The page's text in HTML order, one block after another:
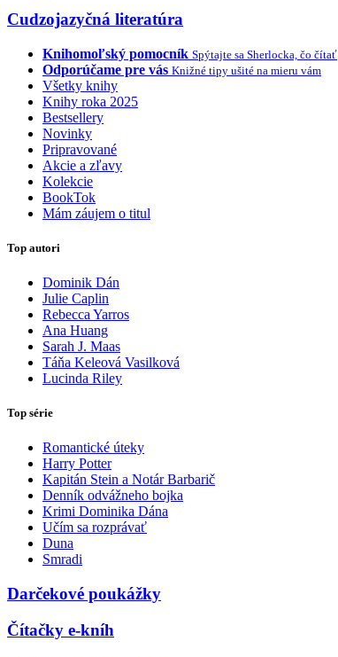
Cudzojazyčná literatúra
Knihomoľský pomocník Spýtajte sa Sherlocka, čo čítať
Odporúčame pre vás Knižné tipy ušité na mieru vám
Všetky knihy
Knihy roka 2025
Bestsellery
Novinky
Pripravované
Akcie a zľavy
Kolekcie
BookTok
Mám záujem o titul
Top autori
Dominik Dán
Julie Caplin
Rebecca Yarros
Ana Huang
Sarah J. Maas
Táňa Keleová Vasilková
Lucinda Riley
Top série
Romantické úteky
Harry Potter
Kapitán Stein a Notár Barbarič
Denník odvážneho bojka
Krimi Dominika Dána
Učím sa rozprávať
Duna
Smradi
Darčekové poukážky
Čítačky e-kníh